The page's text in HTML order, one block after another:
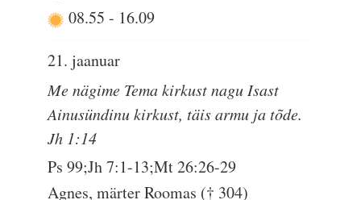
08.55- 16.09
21. jaanuar
Me nägime Tema kirkust nagu Isast
Ainusündinu kirkust, täis armu ja tõde.
Jh 1:14
Ps 99;Jh 7:1-13;Mt 26:26-29
Agnes, märter Roomas († 304)